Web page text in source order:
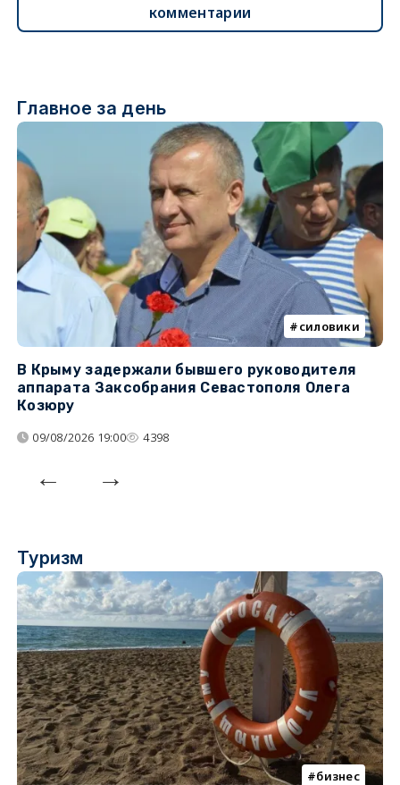
комментарии
Главное за день
силовики
В Крыму задержали бывшего руководителя
аппарата Заксобрания Севастополя Олега
Козюру
09/08/2026 19:00 4398
Туризм
бизнес